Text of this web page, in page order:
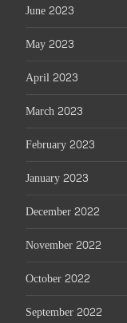
June 2023
May 2023
April 2023
March 2023
February 2023
January 2023
December 2022
November 2022
October 2022
September 2022